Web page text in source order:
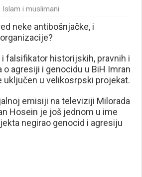
Islam i muslimani
neke antibošnjačke, i
falsifikator historijskih, pravnih i
agresiji i genocidu u BiH Imran
uključen u velikosrpski projekat.
emisiji na televiziji Milorada
Hosein je još jednom u ime
negirao genocid i agresiju